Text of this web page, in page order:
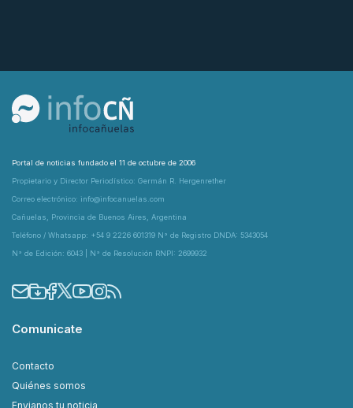
Portal de noticias fundado el 11 de octubre de 2006
Propietario y Director Periodístico: Germán R. Hergenrether
Correo electrónico: info@infocanuelas.com
Cañuelas, Provincia de Buenos Aires, Argentina
Teléfono / Whatsapp: +54 9 2226 601319 N° de Registro DNDA: 5343054
N° de Edición: 6043 | N° de Resolución RNPI: 2699932
Comunicate
Contacto
Quiénes somos
Envianos tu noticia